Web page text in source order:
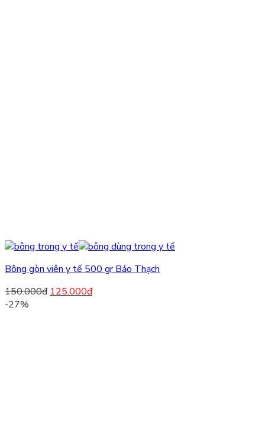
Bông gòn viên y tế 500 gr Bảo Thạch
150.000đ 125.000đ
-27%